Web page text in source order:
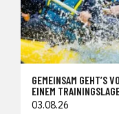
GEMEINSAM GEHT’S
EINEM
03.08.26